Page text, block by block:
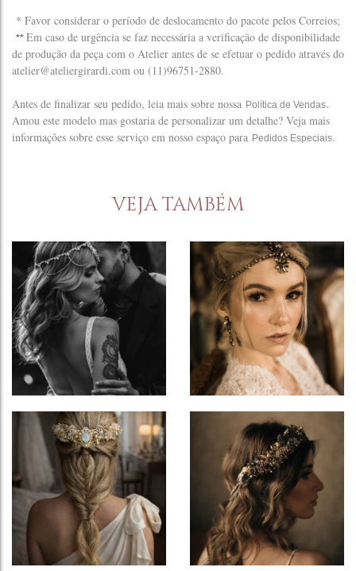
* Favor considerar o período de deslocamento do pacote pelos Correios;
** Em caso de urgência se faz necessária a verificação de disponibilidade
de produção da peça com o Atelier antes de se efetuar o pedido através do
atelier@ateliergirardi.com ou (11)96751-2880.
Antes de finalizar seu pedido, leia mais sobre nossa Política de Vendas.
Amou este modelo mas gostaria de personalizar um detalhe? Veja mais
informações sobre esse serviço em nosso espaço para Pedidos Especiais.
VEJA TAMBÉM